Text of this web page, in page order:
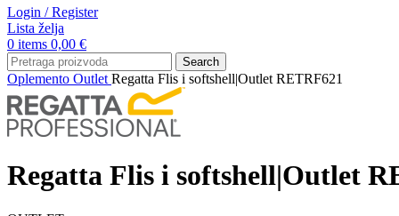
Login / Register
Lista želja
0 items 0,00 €
Search
Oplemento Outlet Regatta Flis i softshell|Outlet RETRF621
Regatta Flis i softshell|Outlet